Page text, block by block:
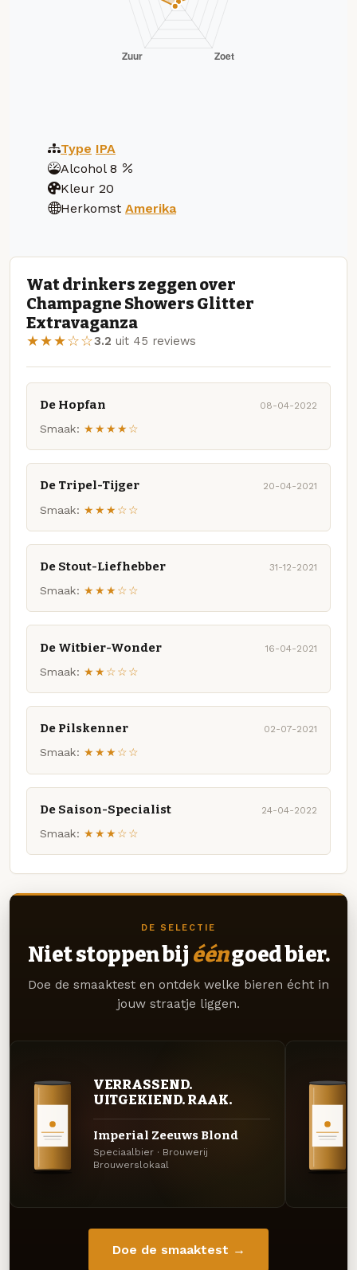
Type IPA
Alcohol 8
Kleur 20
Herkomst Amerika
Wat drinkers zeggen over
Champagne Showers Glitter
Extravaganza
★★★☆☆3.2 uit 45 reviews
De Hopfan 08-04-2022
Smaak: ★★★★☆
De Tripel-Tijger 20-04-2021
Smaak: ★★★☆☆
De Stout-Liefhebber 31-12-2021
Smaak: ★★★☆☆
De Witbier-Wonder 16-04-2021
Smaak: ★★☆☆☆
De Pilskenner 02-07-2021
Smaak: ★★★☆☆
De Saison-Specialist 24-04-2022
Smaak: ★★★☆☆
DE SELECTIE
Niet stoppen bij ééngoed bier.
Doe de smaaktest en ontdek welke bieren écht in
jouw straatje liggen.
VERRASSEND.
UITGEKIEND. RAAK.
Imperial Zeeuws Blond
Speciaalbier · Brouwerij
Brouwerslokaal
Doe de smaaktest →